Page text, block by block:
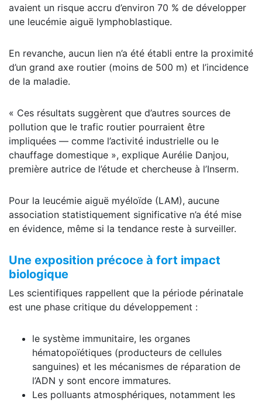
avaient un risque accru d’environ 70 % de développer
une leucémie aiguë lymphoblastique.
En revanche, aucun lien n’a été établi entre la proximité
d’un grand axe routier (moins de 500 m) et l’incidence
de la maladie.
« Ces résultats suggèrent que d’autres sources de
pollution que le trafic routier pourraient être
impliquées — comme l’activité industrielle ou le
chauffage domestique », explique Aurélie Danjou,
première autrice de l’étude et chercheuse à l’Inserm.
Pour la leucémie aiguë myéloïde (LAM), aucune
association statistiquement significative n’a été mise
en évidence, même si la tendance reste à surveiller.
Une exposition précoce à fort impact
biologique
Les scientifiques rappellent que la période périnatale
est une phase critique du développement :
le système immunitaire, les organes
hématopoïétiques (producteurs de cellules
sanguines) et les mécanismes de réparation de
l’ADN y sont encore immatures.
Les polluants atmosphériques, notamment les